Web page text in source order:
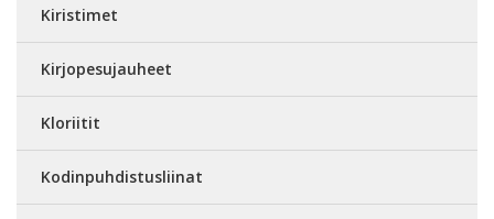
Kiristimet
Kirjopesujauheet
Kloriitit
Kodinpuhdistusliinat